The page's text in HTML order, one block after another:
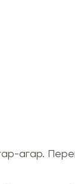
агар.